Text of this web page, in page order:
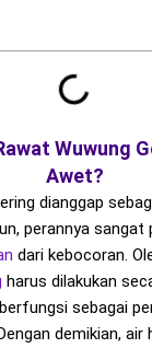
Wuwung
Awet?
dianggap
perannya sangat
dari kebocoran.
harus dilakukan
sebagai
demikian, air